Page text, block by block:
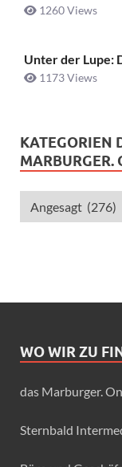
1260 Views
Unter der Lupe:
1173 Views
KATEGORIEN
WO WIR ZU
das Marburger.
Sternbald